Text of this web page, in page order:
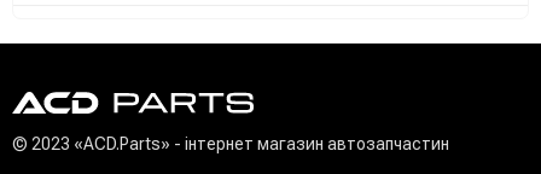
© 2023 «ACD.Parts» - інтернет магазин автозапчастин